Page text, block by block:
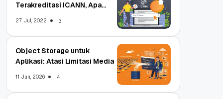
Terakreditasi ICANN, Apa
27 Jul, 2022 3
Object Storage untuk
Aplikasi: Atasi Limitasi Media
11 Jun, 2026 4